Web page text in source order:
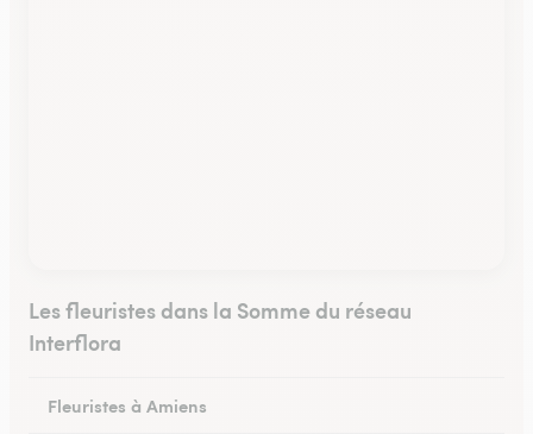
Les fleuristes dans la Somme du réseau
Interflora
Fleuristes à Amiens